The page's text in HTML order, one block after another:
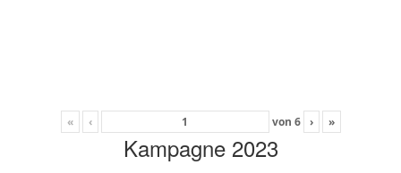
« ‹ von 6 › »
Kampagne 2023